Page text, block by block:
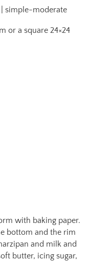
| simple-moderate
or a square 24×24
with baking paper.
bottom and the rim
and milk and
butter, icing sugar,